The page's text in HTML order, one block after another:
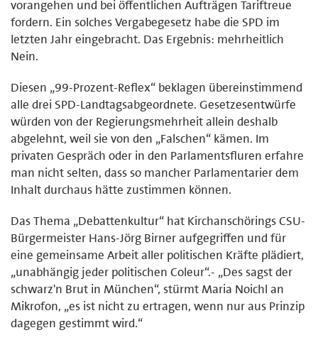
vorangehen und bei öffentlichen Aufträgen Tariftreue
fordern. Ein solches Vergabegesetz habe die SPD im
letzten Jahr eingebracht. Das Ergebnis: mehrheitlich
Nein.
Diesen „99-Prozent-Reflex“ beklagen übereinstimmend
alle drei SPD-Landtagsabgeordnete. Gesetzesentwürfe
würden von der Regierungsmehrheit allein deshalb
abgelehnt, weil sie von den „Falschen“ kämen. Im
privaten Gespräch oder in den Parlamentsfluren erfahre
man nicht selten, dass so mancher Parlamentarier dem
Inhalt durchaus hätte zustimmen können.
Das Thema „Debattenkultur“ hat Kirchanschörings CSU-
Bürgermeister Hans-Jörg Birner aufgegriffen und für
eine gemeinsame Arbeit aller politischen Kräfte plädiert,
„unabhängig jeder politischen Coleur“.- „Des sagst der
schwarz'n Brut in München“, stürmt Maria Noichl an
Mikrofon, „es ist nicht zu ertragen, wenn nur aus Prinzip
dagegen gestimmt wird.“